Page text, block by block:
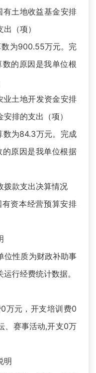
土地收益基金安排
（项）
为900.55万元。完
的原因是我单位根
土地开发资金安排
排的支出（项）
为84.3万元。完成
原因是我单位根据
款支出决算情况
资本经营预算安排
性质为财政补助事
行经费统计数据。
元，开支培训费0
、赛事活动,开支0万
明